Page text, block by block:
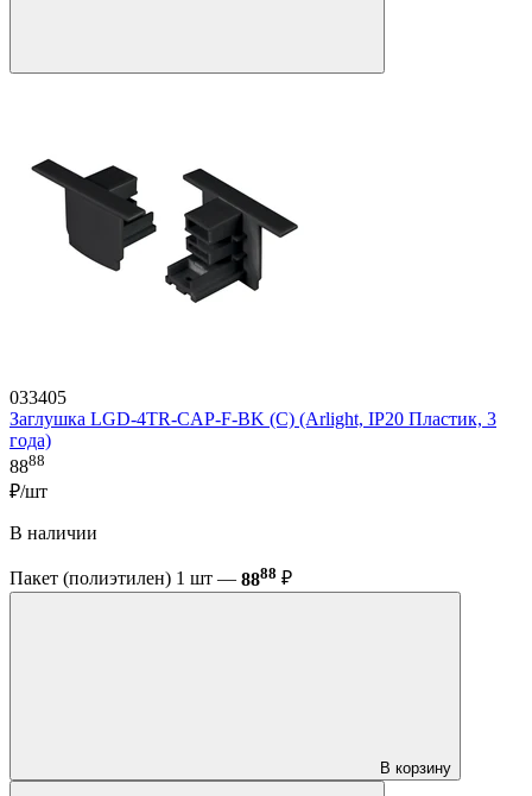
033405
Заглушка LGD-4TR-CAP-F-BK (C) (Arlight, IP20 Пластик, 3
года)
8888
₽/шт
В наличии
Пакет (полиэтилен) 1 шт — 8888 ₽
В корзину